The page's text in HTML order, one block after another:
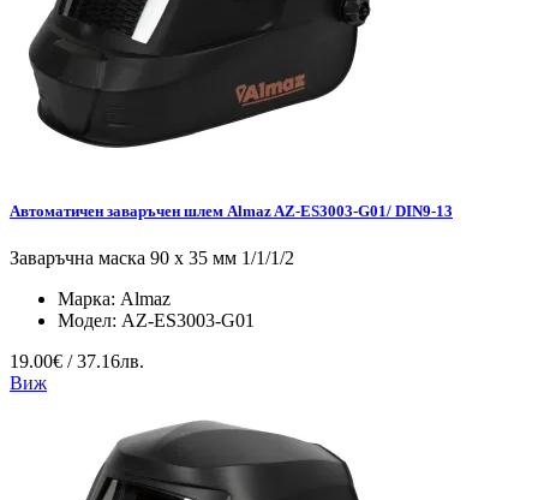
Автоматичен заваръчен шлем Almaz AZ-ES3003-G01/ DIN9-13
Заваръчна маска 90 x 35 мм 1/1/1/2
Марка: Almaz
Модел: AZ-ES3003-G01
19.00€ / 37.16лв.
Виж